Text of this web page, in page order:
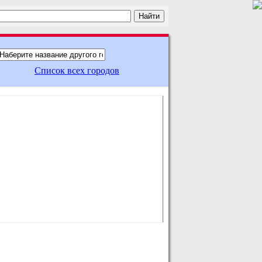
Список всех городов